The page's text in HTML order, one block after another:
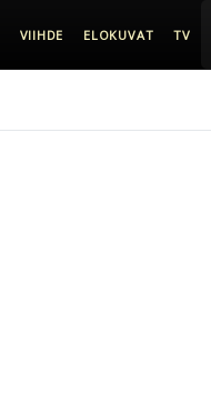
VIIHDE ELOKUVAT TV